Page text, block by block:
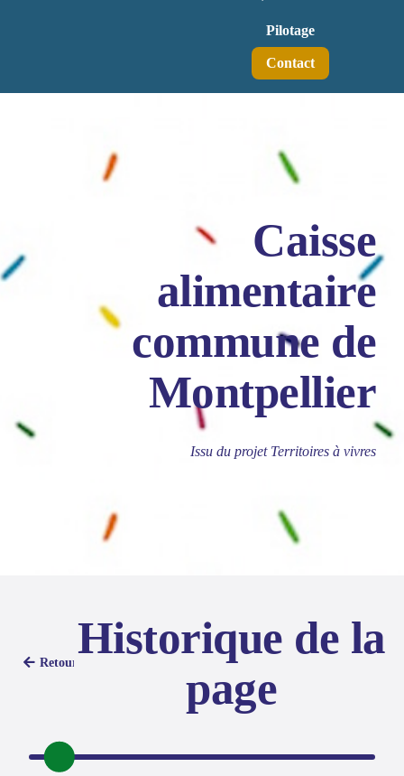
Pilotage
Contact
Caisse
alimentaire
commune de
Montpellier
Issu du projet Territoires à vivres
Retour Historique de la
page